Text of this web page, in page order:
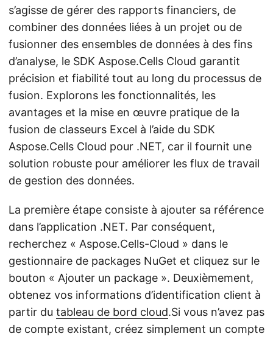
s’agisse de gérer des rapports financiers, de
combiner des données liées à un projet ou de
fusionner des ensembles de données à des fins
d’analyse, le SDK Aspose.Cells Cloud garantit
précision et fiabilité tout au long du processus de
fusion. Explorons les fonctionnalités, les
avantages et la mise en œuvre pratique de la
fusion de classeurs Excel à l’aide du SDK
Aspose.Cells Cloud pour .NET, car il fournit une
solution robuste pour améliorer les flux de travail
de gestion des données.
La première étape consiste à ajouter sa référence
dans l’application .NET. Par conséquent,
recherchez « Aspose.Cells-Cloud » dans le
gestionnaire de packages NuGet et cliquez sur le
bouton « Ajouter un package ». Deuxièmement,
obtenez vos informations d’identification client à
partir du tableau de bord cloud.Si vous n’avez pas
de compte existant, créez simplement un compte